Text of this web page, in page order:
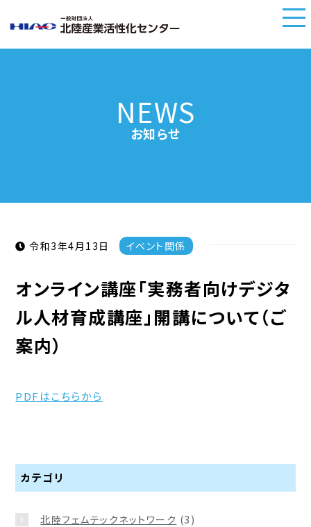
NEWS
お知らせ
令和3年4月13日 イベント関係
オンライン講座「実務者向けデジタ
ル人材育成講座」開講について（ご
案内）
PDFはこちらから
カテゴリ
北陸フェムテックネットワーク (3)